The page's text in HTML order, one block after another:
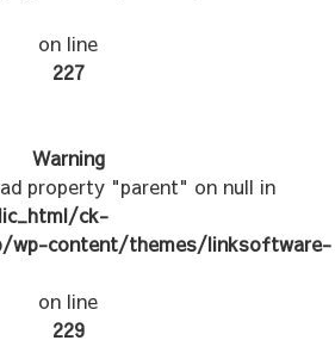
on line
227
Warning
property "parent" on null in
ck-
wp-content/themes/linksoftware-
on line
229